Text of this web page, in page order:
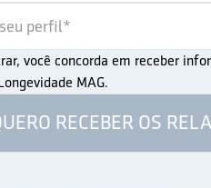
você concorda em receber
MAG.